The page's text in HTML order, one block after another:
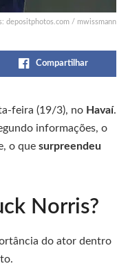
depositphotos.com / mwissmann
Compartilhar
feira (19/3), no Havaí.
informações, o
o que surpreendeu
Norris?
do ator dentro